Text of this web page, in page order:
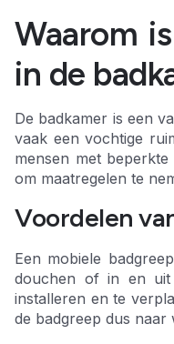
Waarom
in de
De badkamer is een
vaak een vochtige
mensen met
om maatregelen te
Voordelen
Een mobiele
douchen of in en uit
installeren en te
de badgreep dus